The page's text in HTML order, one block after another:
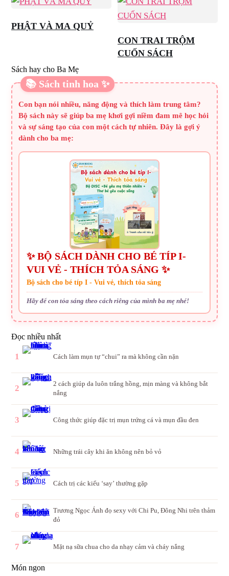
PHẬT VÀ MA QUỶ
CON TRAI TRỘM
CUỐN SÁCH
Sách hay cho Ba Mẹ
📚 Sách tinh hoa ✨
Con bạn nói nhiều, năng động và thích làm trung tâm?
Bộ sách này sẽ giúp ba mẹ khơi gợi niềm đam mê học hỏi
và sự sáng tạo của con một cách tự nhiên. Đây là gợi ý
dành cho ba mẹ:
✨ BỘ SÁCH DÀNH CHO BÉ TÍP I-
VUI VẺ - THÍCH TỎA SÁNG ✨
Bộ sách cho bé típ I - Vui vẻ, thích tỏa sáng
Hãy để con tỏa sáng theo cách riêng của mình ba mẹ nhé!
Đọc nhiều nhất
1 Cách làm mụn tự “chui” ra mà không cần nặn
2
2 cách giúp da luôn trắng hồng, mịn màng và không bắt
nắng
3 Công thức giúp đặc trị mụn trứng cá và mụn đầu đen
4 Những trái cây khi ăn không nên bỏ vỏ
5 Cách trị các kiểu ‘say’ thường gặp
6
Trương Ngọc Ánh đọ sexy với Chi Pu, Đông Nhi trên thảm
đỏ
7 Mặt nạ sữa chua cho da nhạy cảm và cháy nắng
Món ngon